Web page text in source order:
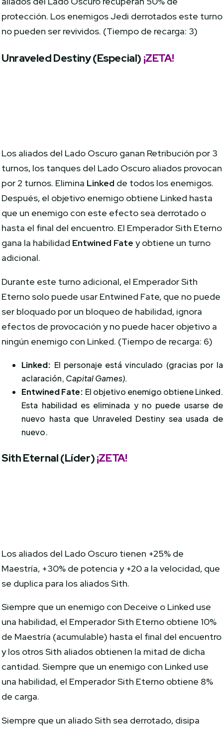
protección. Los enemigos Jedi derrotados este turno
no pueden ser revividos. (Tiempo de recarga: 3)
Unraveled Destiny (Especial) ¡ZETA!
Los aliados del Lado Oscuro ganan Retribución por 3
turnos, los tanques del Lado Oscuro aliados provocan
por 2 turnos. Elimina Linked de todos los enemigos.
Después, el objetivo enemigo obtiene Linked hasta
que un enemigo con este efecto sea derrotado o
hasta el final del encuentro. El Emperador Sith Eterno
gana la habilidad Entwined Fate y obtiene un turno
adicional.
Durante este turno adicional, el Emperador Sith
Eterno solo puede usar Entwined Fate, que no puede
ser bloquado por un bloqueo de habilidad, ignora
efectos de provocación y no puede hacer objetivo a
ningún enemigo con Linked. (Tiempo de recarga: 6)
Linked: El personaje está vinculado (gracias por la
aclaración, Capital Games).
Entwined Fate: El objetivo enemigo obtiene Linked.
Esta habilidad es eliminada y no puede usarse de
nuevo hasta que Unraveled Destiny sea usada de
nuevo.
Sith Eternal (Líder)¡ZETA!
Los aliados del Lado Oscuro tienen +25% de
Maestría, +30% de potencia y +20 a la velocidad, que
se duplica para los aliados Sith.
Siempre que un enemigo con Deceive o Linked use
una habilidad, el Emperador Sith Eterno obtiene 10%
de Maestría (acumulable) hasta el final del encuentro
y los otros Sith aliados obtienen la mitad de dicha
cantidad. Siempre que un enemigo con Linked use
una habilidad, el Emperador Sith Eterno obtiene 8%
de carga.
Siempre que un aliado Sith sea derrotado, disipa